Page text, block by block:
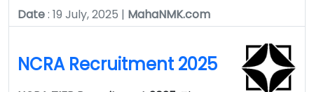
Date: 19 July, 2025 | MahaNMK.com
NCRA Recruitment 2025